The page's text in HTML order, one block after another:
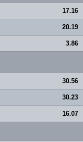
17.16
20.19
3.86
30.56
30.23
16.07